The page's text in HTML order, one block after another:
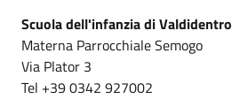
Scuola dell'infanzia di Valdidentro
Materna Parrocchiale Semogo
Via Plator 3
Tel +39 0342 927002